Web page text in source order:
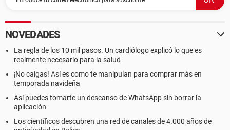
NOVEDADES
La regla de los 10 mil pasos. Un cardiólogo explicó lo que es
realmente necesario para la salud
¡No caigas! Así es como te manipulan para comprar más en
temporada navideña
Así puedes tomarte un descanso de WhatsApp sin borrar la
aplicación
Los científicos descubren una red de canales de 4.000 años de